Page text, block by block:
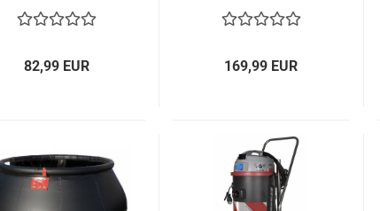
Holz Feuerwehr
82,99 EUR 169,99 EUR